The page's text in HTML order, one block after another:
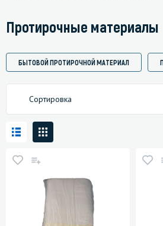
Протирочные материалы
БЫТОВОЙ ПРОТИРОЧНОЙ МАТЕРИАЛ
Сортировка